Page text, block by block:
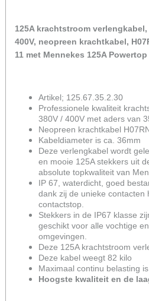
125A krachtstroom verlengkabel,
400V, neopreen krachtkabel,
11 met Mennekes 125A
Artikel; 125.67.35.2.30
Professionele kwaliteit
380V / 400V met aders van
Neopreen krachtkabel
Kabeldiameter is ca. 36mm
Deze verlengkabel wordt
en mooie 125A stekkers uit
absolute topkwaliteit van
IP 67, waterdicht, goed
dank zij de unieke contacten
contactstop.
Stekkers in de IP67 klasse
geschikt voor alle vochtige
omgevingen.
Deze 125A krachtstroom
Deze kabel weegt 82 kilo
Maximaal continu belasting
Hoogste kwaliteit en de